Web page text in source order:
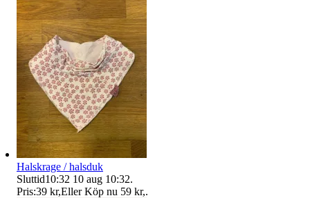
Halskrage / halsduk
Sluttid10:32 10 aug 10:32.
Pris:39 kr,Eller Köp nu 59 kr,.